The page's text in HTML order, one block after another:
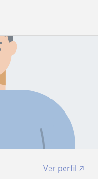
Ver perfil